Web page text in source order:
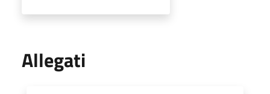
Allegati